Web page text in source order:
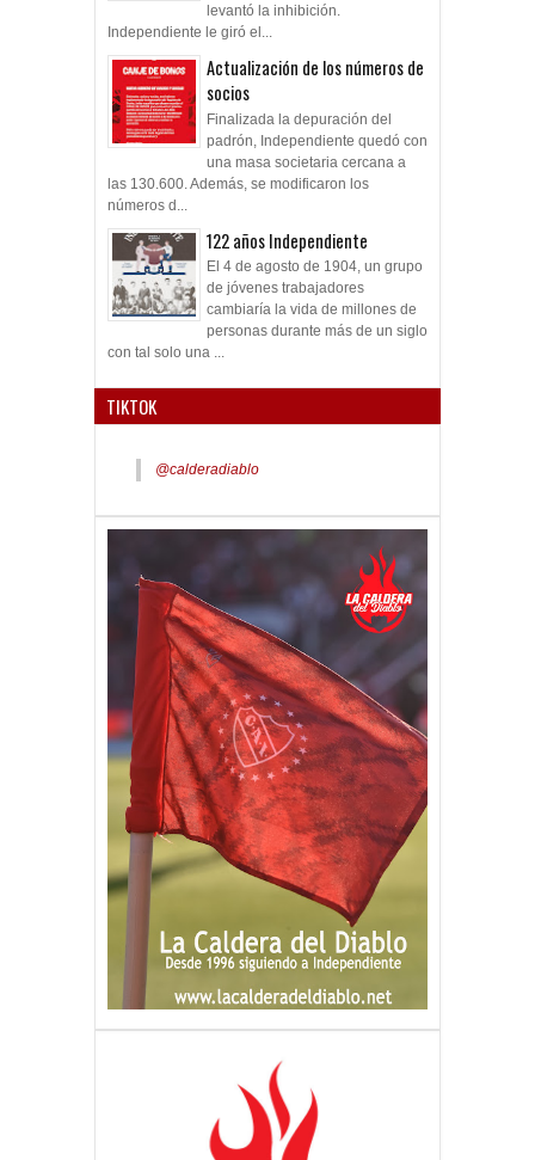
levantó la inhibición.
Independiente le giró el...
Actualización de los números de
socios
Finalizada la depuración del
padrón, Independiente quedó con
una masa societaria cercana a
las 130.600. Además, se modificaron los
números d...
122 años Independiente
El 4 de agosto de 1904, un grupo
de jóvenes trabajadores
cambiaría la vida de millones de
personas durante más de un siglo
con tal solo una ...
TIKTOK
@calderadiablo